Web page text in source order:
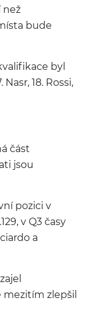
než
bude
byl
18. Rossi,
část
jsou
pozici v
v Q3 časy
a
zlepšil